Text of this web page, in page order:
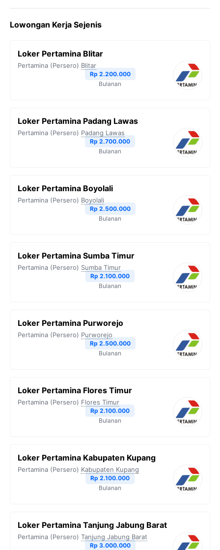
e
o
t
e
e
r
t
A
p
y
i
n
k
Lowongan Kerja Sejenis
Loker Pertamina Blitar
Pertamina (Persero) Blitar
Rp 2.200.000
Bulanan
Loker Pertamina Padang Lawas
Pertamina (Persero) Padang Lawas
Rp 2.700.000
Bulanan
Loker Pertamina Boyolali
Pertamina (Persero) Boyolali
Rp 2.500.000
Bulanan
Loker Pertamina Sumba Timur
Pertamina (Persero) Sumba Timur
Rp 2.100.000
Bulanan
Loker Pertamina Purworejo
Pertamina (Persero) Purworejo
Rp 2.500.000
Bulanan
Loker Pertamina Flores Timur
Pertamina (Persero) Flores Timur
Rp 2.100.000
Bulanan
Loker Pertamina Kabupaten Kupang
Pertamina (Persero) Kabupaten Kupang
Rp 2.100.000
Bulanan
Loker Pertamina Tanjung Jabung Barat
Pertamina (Persero) Tanjung Jabung Barat
Rp 3.000.000